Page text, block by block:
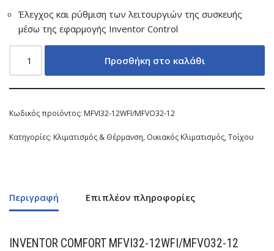
Έλεγχος και ρύθμιση των λειτουργιών της συσκευής
μέσω της εφαρμογής Inventor Control
Προσθήκη στο καλάθι
Κωδικός προϊόντος: MFVI32-12WFI/MFVO32-12
Κατηγορίες: Κλιματισμός & Θέρμανση, Οικιακός Κλιματισμός,Τοίχου
Περιγραφή Επιπλέον πληροφορίες
INVENTOR COMFORT MFVI32-12WFI/MFVO32-12